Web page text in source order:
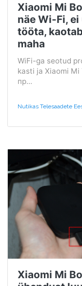
Xiaomi Mi
näe Wi-Fi,
tööta,
maha
WiFi-ga seotud
kasti ja Xiaomi Mi
пр...
Nutikas Telesaadete
Xiaomi Mi